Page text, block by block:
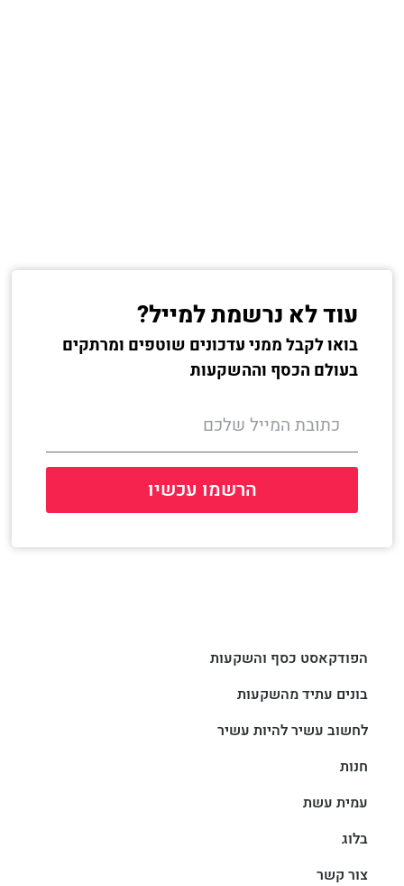
עוד לא נרשמת למייל?
בואו לקבל ממני עדכונים שוטפים ומרתקים
בעולם הכסף וההשקעות
הרשמו עכשיו
הפודקאסט כסף והשקעות
בונים עתיד מהשקעות
לחשוב עשיר להיות עשיר
חנות
עמית עשת
בלוג
צור קשר